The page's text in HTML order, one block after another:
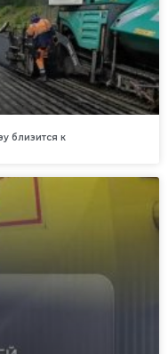
близится к